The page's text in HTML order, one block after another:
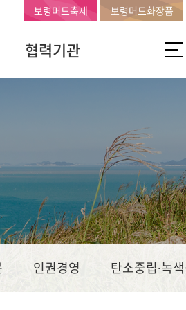
협력기관
보령머드축제 보령머드화장품
인권경영 탄소중립∙녹